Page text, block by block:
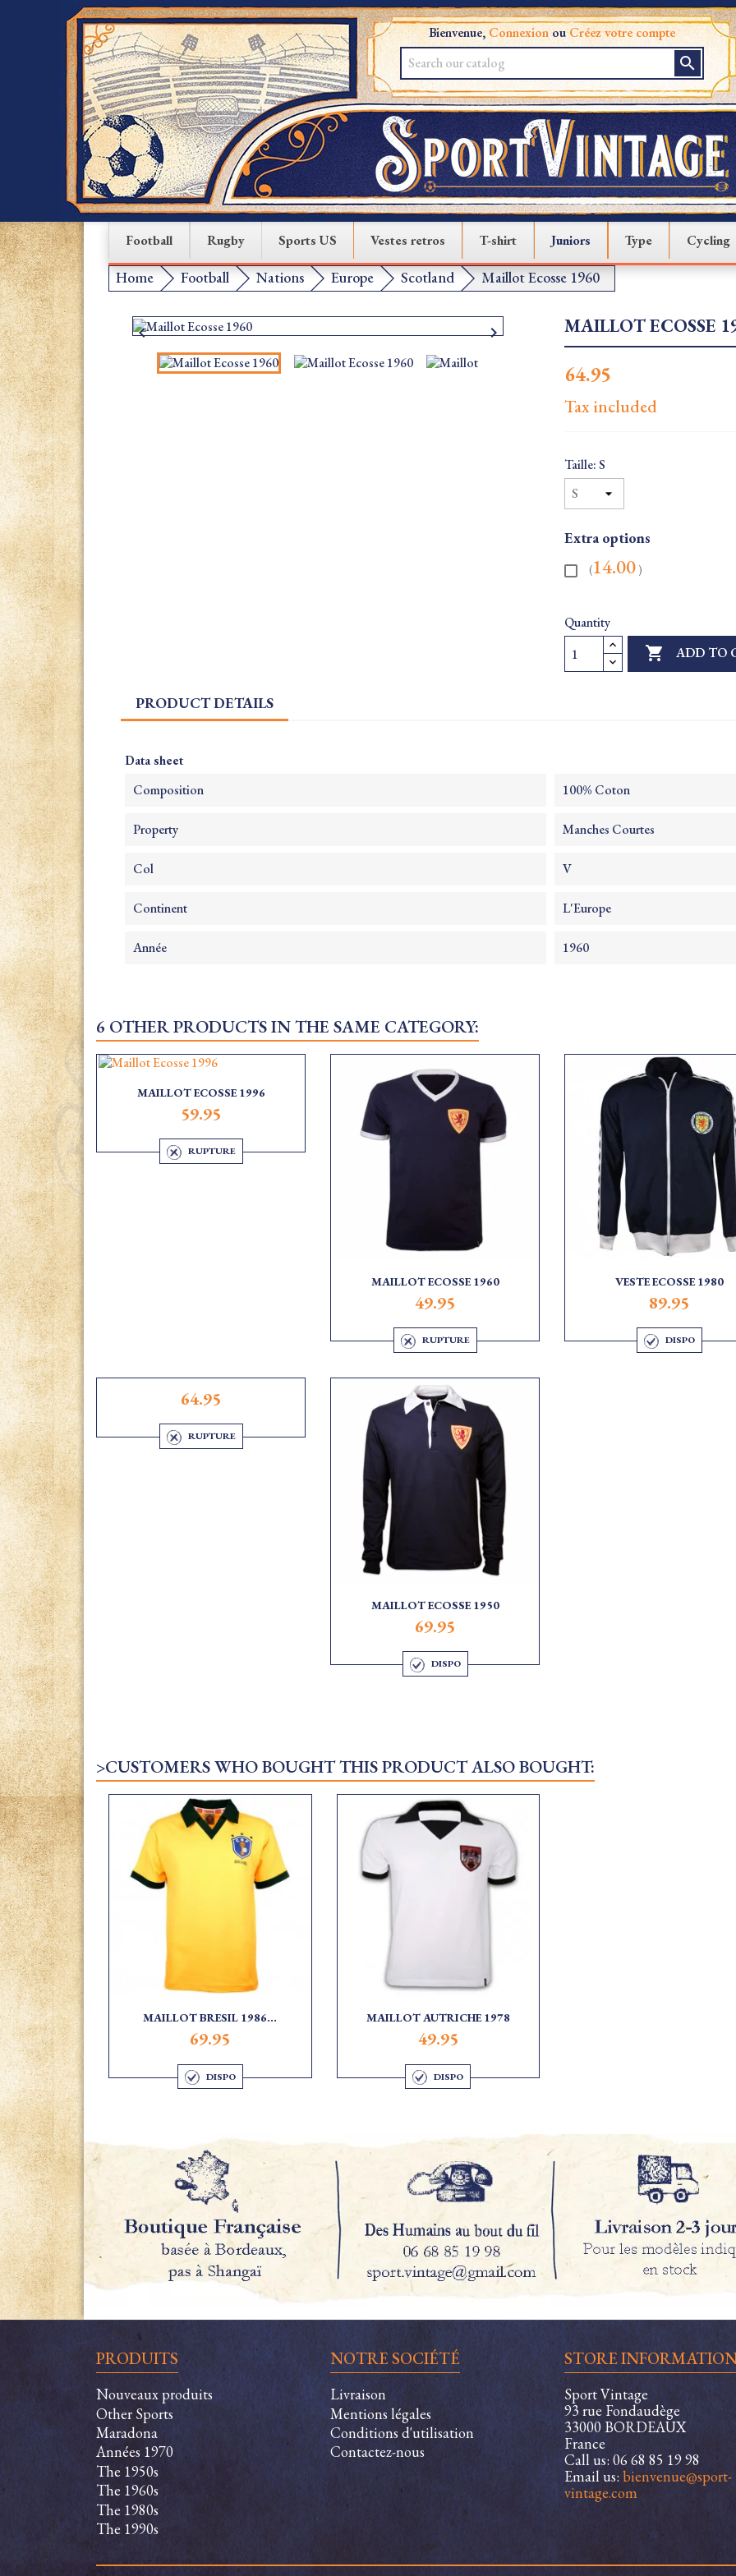
Bienvenue, ConnexionouCréez votre compte
search
Football Rugby Sports US Vestes retros T-shirt Juniors Type Cycling
Home Football Nations Europe Scotland Maillot Ecosse 1960
  MAILLOT ECOSSE
64.95
Tax included
Taille: S
Extra options
(14.00 )
Quantity
 ADD TO
PRODUCT DETAILS
Data sheet
Composition 100% Coton
Property Manches Courtes
Col V
Continent L'Europe
Année 1960
6 OTHER PRODUCTS IN THE SAME CATEGORY:
MAILLOT ECOSSE 1996
59.95
RUPTURE
MAILLOT ECOSSE 1960
49.95
RUPTURE
VESTE ECOSSE 1980
89.95
DISPO
64.95
RUPTURE
MAILLOT ECOSSE 1950
69.95
DISPO
>CUSTOMERS WHO BOUGHT THIS PRODUCT ALSO BOUGHT:
MAILLOT BRESIL 1986...
69.95
DISPO
MAILLOT AUTRICHE 1978
49.95
DISPO
PRODUITS
Nouveaux produits
Other Sports
Maradona
Années 1970
The 1950s
The 1960s
The 1980s
The 1990s
NOTRE SOCIÉTÉ
Livraison
Mentions légales
Conditions d'utilisation
Contactez-nous
STORE
Sport Vintage
93 rue Fondaudège
33000 BORDEAUX
France
Call us: 06 68 85 19 98
Email us: bienvenue@sport-
vintage.com